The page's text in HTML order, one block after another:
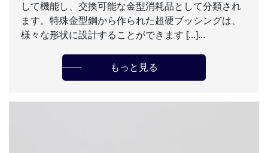
して機能し、交換可能な金型消耗品として分類され
ます。特殊金型鋼から作られた超硬ブッシングは、
様々な形状に設計することができます [...]...
もっと見る